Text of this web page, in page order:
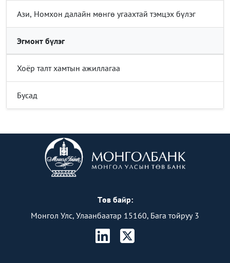
Ази, Номхон далайн мөнгө угаахтай тэмцэх бүлэг
Эгмонт бүлэг
Хоёр талт хамтын ажиллагаа
Бусад
Төв байр:
Монгол Улс, Улаанбаатар 15160, Бага тойруу 3